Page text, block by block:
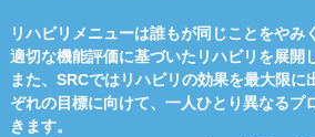
リハビリメニューは誰もが同じことをやみ
適切な機能評価に基づいたリハビリを展開
また、SRCではリハビリの効果を最大限に
ぞれの目標に向けて、一人ひとり異なるプ
きます。